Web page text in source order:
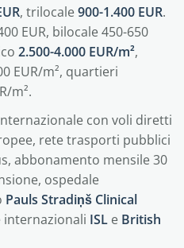
, trilocale900-1.400 EUR.
EUR, bilocale 450-650
2.500-4.000 EUR/m²,
EUR/m², quartieri
m².
con voli diretti
rete trasporti pubblici
abbonamento mensile 30
ospedale
Pauls Stradiņš Clinical
internazionali ISL e British